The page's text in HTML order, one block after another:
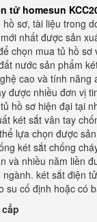
tử homesun
sơ, tài liệu trong
nhất được sản
chọn mua tủ hồ sơ
nước sản phẩm
cao và tính năng
được nhiều đơn vị
hồ sơ hiện đại tại
két sắt vân tay
lựa chọn được
két sắt chống
và nhiều năm liền
két sắt điện
su cố định hoặc có